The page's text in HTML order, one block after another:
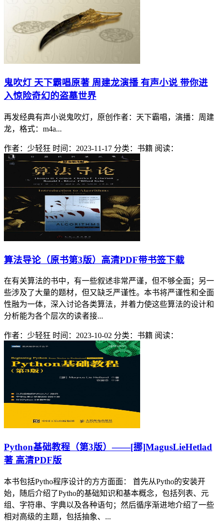
鬼吹灯 天下霸唱原著 周建龙演播 有声小说 带你进
入惊险奇幻的盗墓世界
再发经典有声小说鬼吹灯，原创作者：天下霸唱，演播：周建
龙，格式：m4a...
作者：少轻狂 时间：2023-11-17 分类：书籍 阅读：
算法导论（原书第3版）高清PDF带书签下载
在有关算法的书中，有一些叙述非常严谨，但不够全面；另一
些涉及了大量的题材，但又缺乏严谨性。本书将严谨性和全面
性融为一体，深入讨论各类算法，并着力使这些算法的设计和
分析能为各个层次的读者接...
作者：少轻狂 时间：2023-10-02 分类：书籍 阅读：
Python基础教程（第3版）——[挪]MagusLieHetlad
著 高清PDF版
本书包括Pytho程序设计的方方面面： 首先从Pytho的安装开
始，随后介绍了Pytho的基础知识和基本概念，包括列表、元
组、字符串、字典以及各种语句；然后循序渐进地介绍了一些
相对高级的主题，包括抽象、...